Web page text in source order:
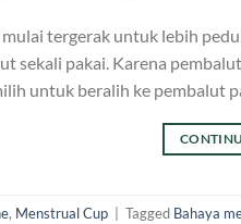
tergerak untuk lebih
sekali pakai. Karena
untuk beralih ke pembalut
, Menstrual Cup Tagged Bahaya